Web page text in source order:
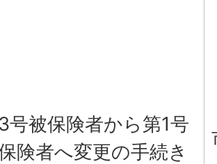
号被保険者から第1号
険者へ変更の手続き